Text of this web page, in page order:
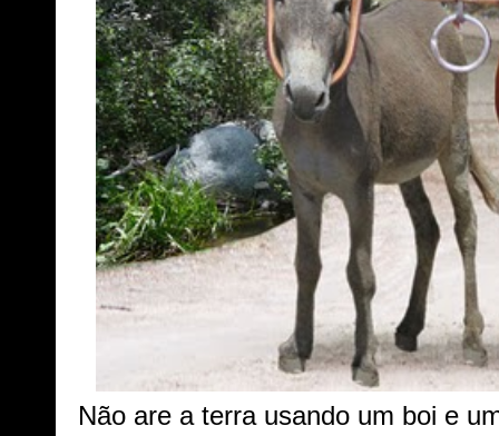
Não are a terra usando um boi e